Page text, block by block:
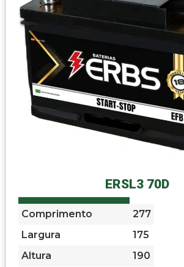
ERSL3 70D
Comprimento
277
Largura
175
Altura
190